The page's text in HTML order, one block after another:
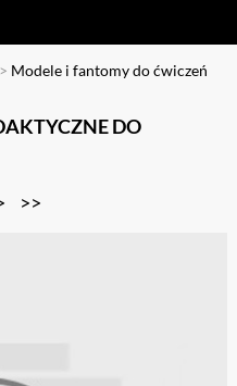
> Modele i fantomy do ćwiczeń
DO
>>